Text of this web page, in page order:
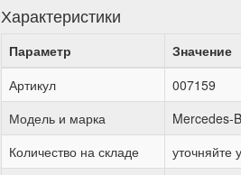
Характеристики
Параметр
Значение
Артикул
007159
Модель и марка
Mercedes-
Количество на складе
уточняйте